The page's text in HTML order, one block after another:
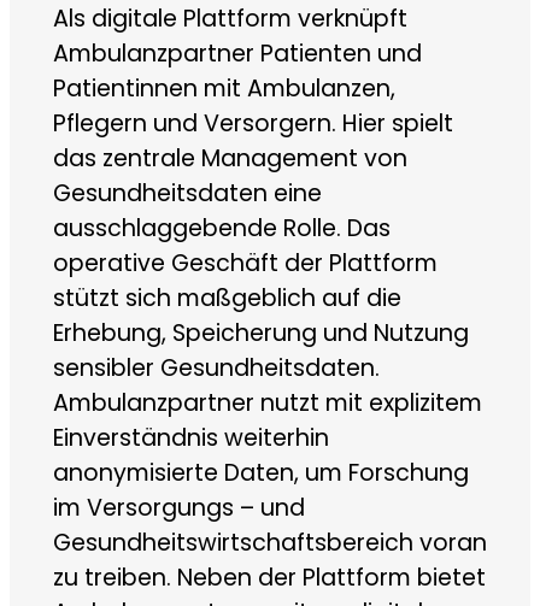
Als digitale Plattform verknüpft
Ambulanzpartner Patienten und
Patientinnen mit Ambulanzen,
Pflegern und Versorgern. Hier spielt
das zentrale Management von
Gesundheitsdaten eine
ausschlaggebende Rolle. Das
operative Geschäft der Plattform
stützt sich maßgeblich auf die
Erhebung, Speicherung und Nutzung
sensibler Gesundheitsdaten.
Ambulanzpartner nutzt mit explizitem
Einverständnis weiterhin
anonymisierte Daten, um Forschung
im Versorgungs – und
Gesundheitswirtschaftsbereich voran
zu treiben. Neben der Plattform bietet